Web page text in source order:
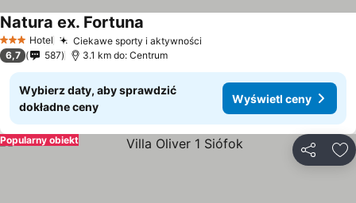
3 Kategoria
Hotel Ciekawe sporty i aktywności
Natura ex. Fortuna
6,7 587 3.1 km do: Centrum
Wybierz daty, aby sprawdzić
dokładne ceny
Wyświetl ceny
Popularny obiekt